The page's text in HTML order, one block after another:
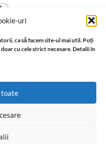
uri
ca să facem site-ul mai util. Poți
cu cele strict necesare. Detalii în
toate
rezervate. Conținutul acestui
grafica, documentația și
acestuia. Reproducerea,
utilizarea integrală ori parțială,
scris al titularului drepturilor,